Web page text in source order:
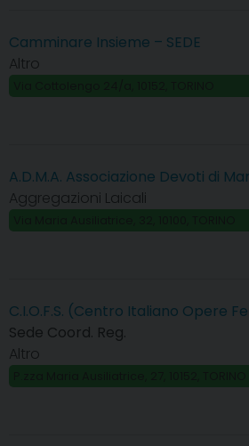
Camminare Insieme – SEDE
Altro
A.D.M.A. Associazione Devoti di
Aggregazioni Laicali
C.I.O.F.S. (Centro Italiano Opere
Sede Coord. Reg.
Altro